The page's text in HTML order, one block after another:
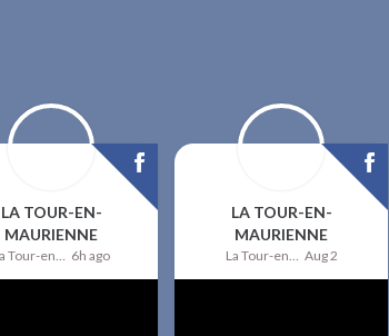
LA TOUR-EN-
MAURIENNE
La Tour-en-Maurienne 6h ago
LA TOUR-EN-
MAURIENNE
La Tour-en-Maurienne Aug 2